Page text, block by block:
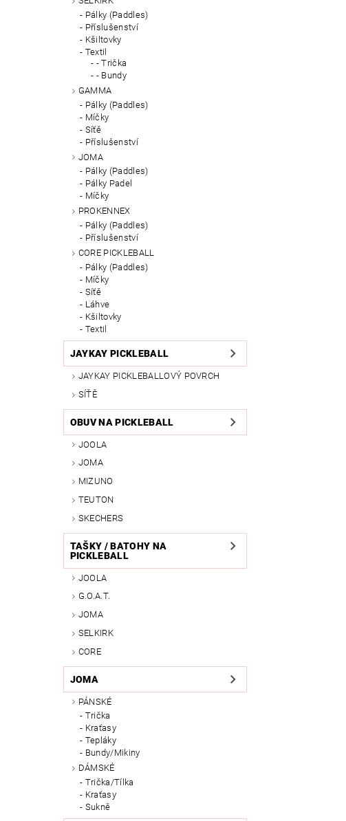
Pálky (Paddles)
Příslušenství
Kšiltovky
Textil
- Trička
- Bundy
GAMMA
Pálky (Paddles)
Míčky
Síťě
Příslušenství
JOMA
Pálky (Paddles)
Pálky Padel
Míčky
PROKENNEX
Pálky (Paddles)
Příslušenství
CORE PICKLEBALL
Pálky (Paddles)
Míčky
Síťě
Láhve
Kšiltovky
Textil
JAYKAY PICKLEBALL
JAYKAY PICKLEBALLOVÝ POVRCH
SÍŤĚ
OBUV NA PICKLEBALL
JOOLA
JOMA
MIZUNO
TEUTON
SKECHERS
TAŠKY / BATOHY NA
PICKLEBALL
JOOLA
G.O.A.T.
JOMA
SELKIRK
CORE
JOMA
PÁNSKÉ
Trička
Kraťasy
Tepláky
Bundy/Mikiny
DÁMSKÉ
Trička/Tílka
Kraťasy
Sukně